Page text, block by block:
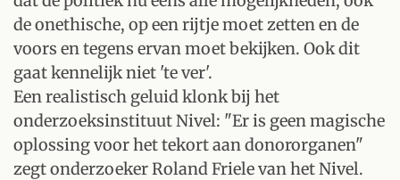
de onethische, op een rijtje moet zetten en de
voors en tegens ervan moet bekijken. Ook dit
gaat kennelijk niet 'te ver'.
Een realistisch geluid klonk bij het
onderzoeksinstituut Nivel: "Er is geen magische
oplossing voor het tekort aan donororganen"
zegt onderzoeker Roland Friele van het Nivel.